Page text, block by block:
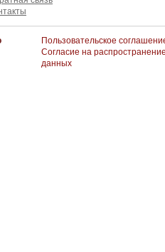
Пользовательское
Согласие на
данных